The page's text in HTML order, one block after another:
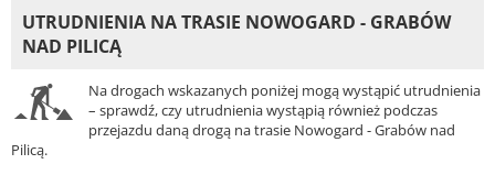
UTRUDNIENIA NA TRASIE NOWOGARD - GRABÓW
NAD PILICĄ
Na drogach wskazanych poniżej mogą wystąpić utrudnienia
– sprawdź, czy utrudnienia wystąpią również podczas
przejazdu daną drogą na trasie Nowogard - Grabów nad
Pilicą.